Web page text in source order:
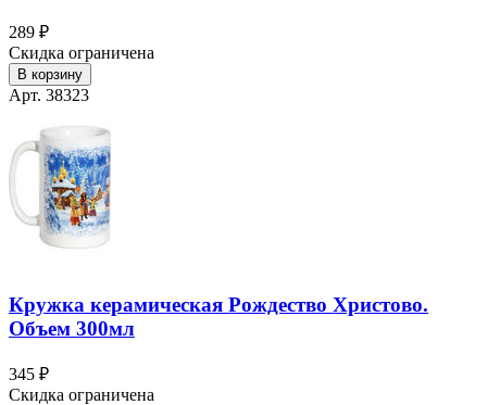
289 ₽
Скидка ограничена
В корзину
Арт. 38323
Кружка керамическая Рождество Христово.
Объем 300мл
345 ₽
Скидка ограничена